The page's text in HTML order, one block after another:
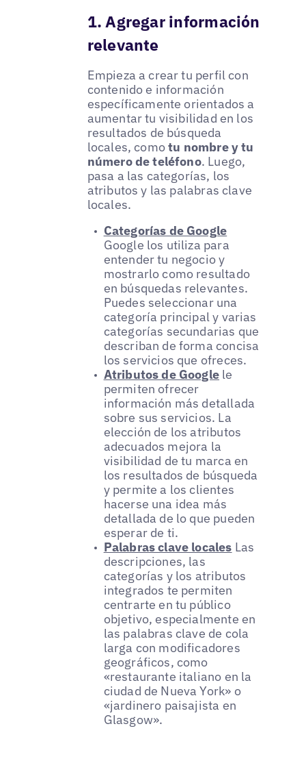
1. Agregar información
relevante
Empieza a crear tu perfil con
contenido e información
específicamente orientados a
aumentar tu visibilidad en los
resultados de búsqueda
locales, comotu nombre y tu
número de teléfono. Luego,
pasa a las categorías, los
atributos y las palabras clave
locales.
Categorías de Google
Google los utiliza para
entender tu negocio y
mostrarlo como resultado
en búsquedas relevantes.
Puedes seleccionar una
categoría principal y varias
categorías secundarias que
describan de forma concisa
los servicios que ofreces.
Atributos de Google le
permiten ofrecer
información más detallada
sobre sus servicios. La
elección de los atributos
adecuados mejora la
visibilidad de tu marca en
los resultados de búsqueda
y permite a los clientes
hacerse una idea más
detallada de lo que pueden
esperar de ti.
Palabras clave locales Las
descripciones, las
categorías y los atributos
integrados te permiten
centrarte en tu público
objetivo, especialmente en
las palabras clave de cola
larga con modificadores
geográficos, como
«restaurante italiano en la
ciudad de Nueva York» o
«jardinero paisajista en
Glasgow».